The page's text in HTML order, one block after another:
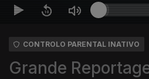
CONTROLO PARENTAL INATIVO
Grande